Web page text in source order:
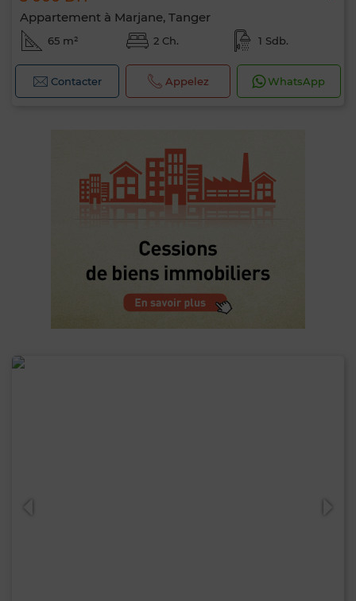
Appartement à Marjane, Tanger
65 m² 2 Ch. 1 Sdb.
Contacter Appelez WhatsApp